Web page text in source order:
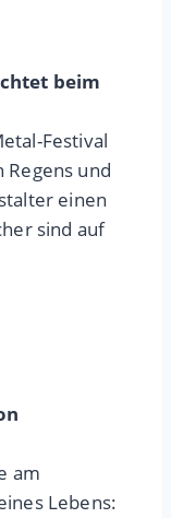
beim
Festival
Regens und
einen
sind auf
am
Lebens: